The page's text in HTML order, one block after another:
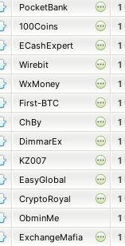
PocketBank
1
100Coins
1
ECashExpert
1
Wirebit
1
WxMoney
1
First-BTC
1
ChBy
1
DimmarEx
1
KZ007
1
EasyGlobal
1
CryptoRoyal
1
ObminMe
1
ExchangeMafia
1